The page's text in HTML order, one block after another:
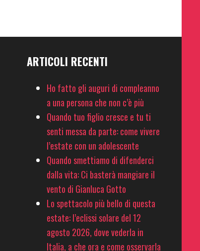
ARTICOLI RECENTI
Ho fatto gli auguri di compleanno
a una persona che non c’è più
Quando tuo figlio cresce e tu ti
senti messa da parte: come vivere
l’estate con un adolescente
Quando smettiamo di difenderci
dalla vita: Ci basterà mangiare il
vento di Gianluca Gotto
Lo spettacolo più bello di questa
estate: l’eclissi solare del 12
agosto 2026, dove vederla in
Italia, a che ora e come osservarla